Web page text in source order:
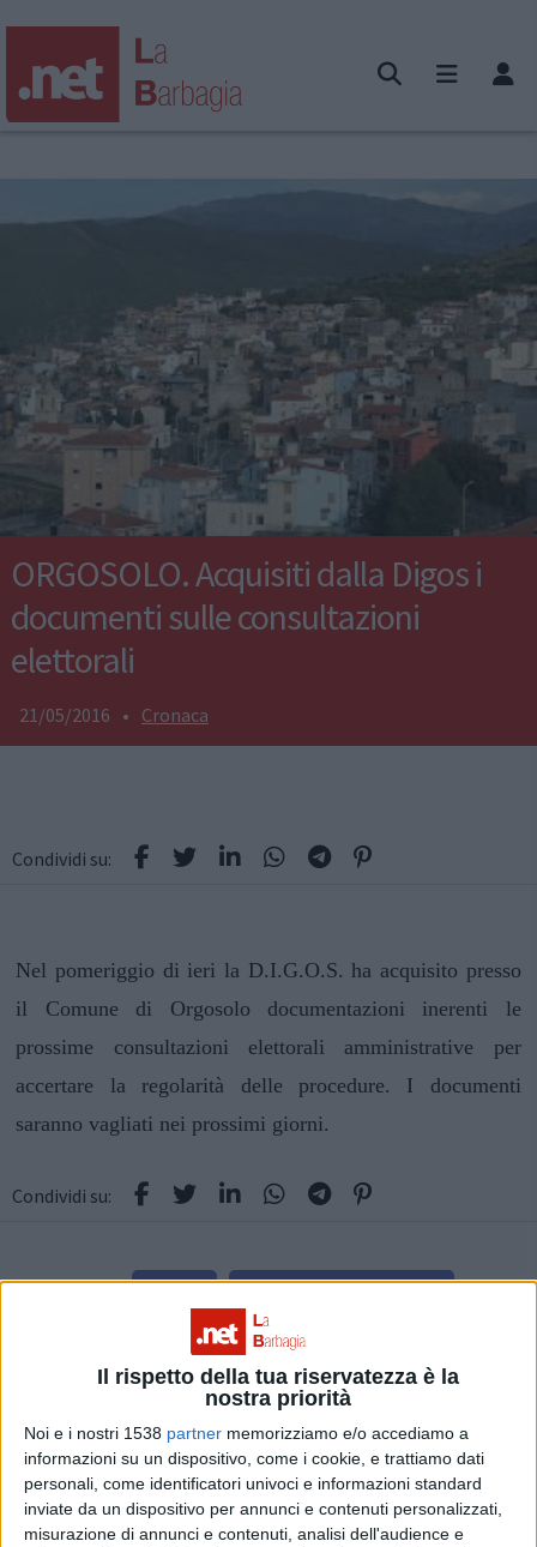
Il rispetto della tua riservatezza è la
nostra priorità
Noi e i nostri 1538 partner memorizziamo e/o accediamo a
informazioni su un dispositivo, come i cookie, e trattiamo dati
personali, come identificatori univoci e informazioni standard
inviate da un dispositivo per annunci e contenuti personalizzati,
misurazione di annunci e contenuti, analisi dell'audience e
ORGOSOLO. Acquisiti dalla Digos i
documenti sulle consultazioni
elettorali
21/05/2016 • Cronaca
Condividi su:
Nel pomeriggio di ieri la D.I.G.O.S. ha acquisito presso
il Comune di Orgosolo documentazioni inerenti le
prossime consultazioni elettorali amministrative per
accertare la regolarità delle procedure. I documenti
saranno vagliati nei prossimi giorni.
Condividi su:
ARGOMENTI: Orgosolo elezioni amministrative 2016
Articolo successivo